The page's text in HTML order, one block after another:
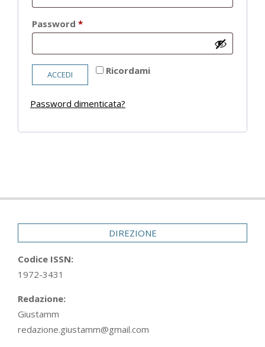
Password *Richiesto
Ricordami
ACCEDI
Password dimenticata?
05-
DIREZIONE
Codice ISSN:
1972-3431
Redazione:
Giustamm
redazione.giustamm@gmail.com